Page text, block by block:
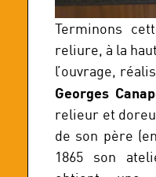
Terminons
reliure, à la
l’ouvrage,
Georges
relieur et
de son père
1865 son